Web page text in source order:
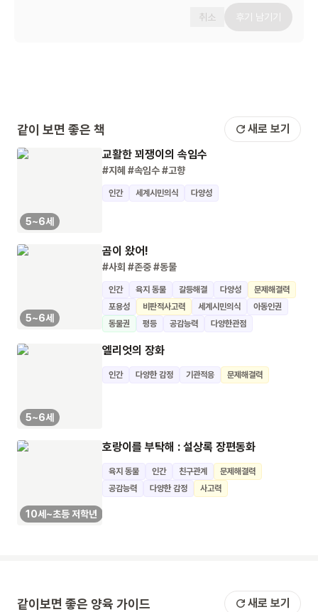
취소 후기 남기기
같이 보면 좋은 책 새로 보기
5~6세
교활한 꾀쟁이의 속임수
#지혜 #속임수#고향
인간 세계시민의식 다양성
5~6세
곰이 왔어!
#사회 #존중#동물
인간 육지 동물 갈등해결 다양성
문제해결력
포용성
비판적사고력 세계시민의식
아동인권
동물권
평등 공감능력 다양한관점
5~6세
엘리엇의 장화
인간 다양한 감정 기관적응 문제해결력
10세~초등 저학년
호랑이를 부탁해 : 설상록 장편동화
육지 동물 인간 친구관계
문제해결력
공감능력
다양한 감정 사고력
같이보면 좋은 양육 가이드 새로 보기